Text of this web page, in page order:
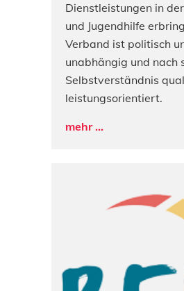
Dienstleistungen in
und Jugendhilfe
Verband ist politisch
unabhängig und nach
Selbstverständnis
leistungsorientiert.
mehr ...